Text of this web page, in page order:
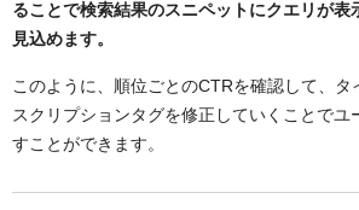
ることで検索結果のスニペットにクエリが表
見込めます。
このように、順位ごとのCTRを確認して、タ
スクリプションタグを修正していくことでユ
すことができます。